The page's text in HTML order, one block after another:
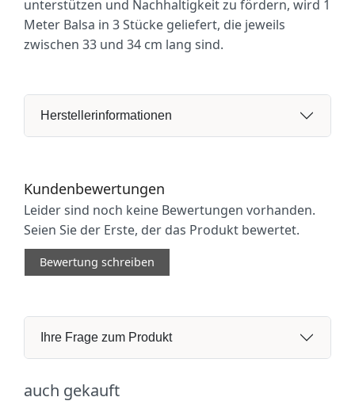
unterstützen und Nachhaltigkeit zu fördern, wird 1
Meter Balsa in 3 Stücke geliefert, die jeweils
zwischen 33 und 34 cm lang sind.
Herstellerinformationen
Kundenbewertungen
Leider sind noch keine Bewertungen vorhanden.
Seien Sie der Erste, der das Produkt bewertet.
Bewertung schreiben
Ihre Frage zum Produkt
auch gekauft